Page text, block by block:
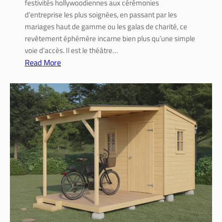
c
l
é
s
é
:
a
s
t
u
e
s
d
e
b
r
i
c
o
l
e
u
festivités hollywoodiennes aux cérémonies
d’entreprise les plus soignées, en passant par les
mariages haut de gamme ou les galas de charité, ce
revêtement éphémère incarne bien plus qu’une simple
voie d’accès. Il est le théâtre…
Read More
É
v
é
n
e
m
e
n
t
s
g
l